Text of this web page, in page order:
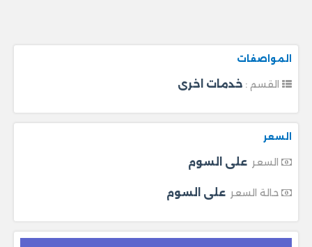
المواصفات
خدمات اخرى
السعر
السعر على السوم
حالة السعر على السوم